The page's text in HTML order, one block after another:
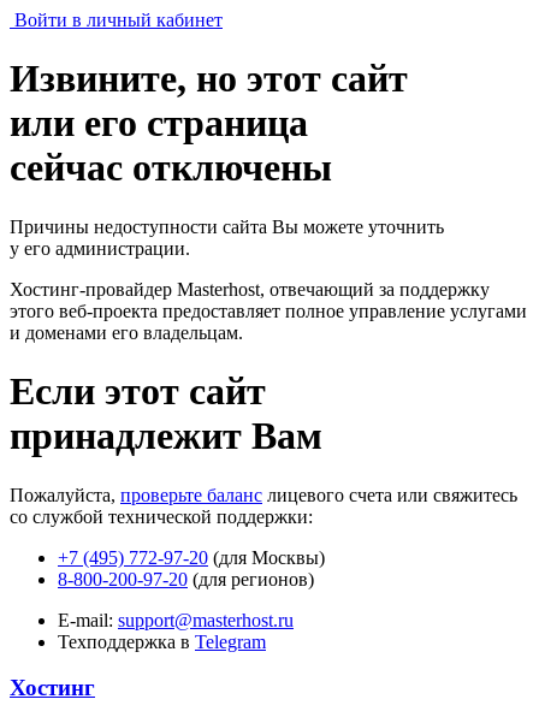
Войти в личный кабинет
Извините, но этот сайт
или его страница
сейчас отключены
Причины недоступности сайта Вы можете уточнить
у его администрации.
Хостинг-провайдер Masterhost, отвечающий за поддержку
этого веб-проекта предоставляет полное управление услугами
и доменами его владельцам.
Если этот сайт
принадлежит Вам
Пожалуйста, проверьте баланс лицевого счета или свяжитесь
со службой технической поддержки:
+7 (495) 772-97-20 (для Москвы)
8-800-200-97-20 (для регионов)
E-mail: support@masterhost.ru
Техподдержка в Telegram
Хостинг